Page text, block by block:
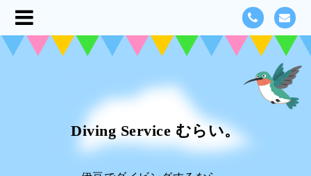
Diving Service むらい。